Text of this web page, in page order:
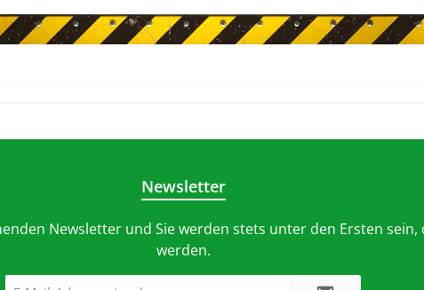
Newsletter
Newsletter und Sie werden stets unter den Ersten
werden.